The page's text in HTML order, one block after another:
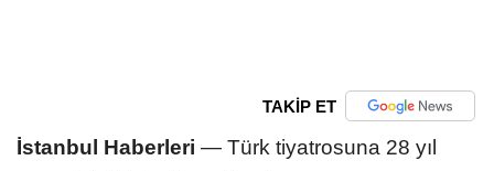
TAKİP ET
İstanbul Haberleri — Türk tiyatrosuna 28 yıl